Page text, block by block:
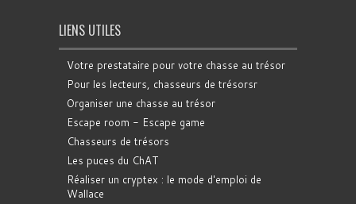
LIENS UTILES
Votre prestataire pour votre chasse au trésor
Pour les lecteurs, chasseurs de trésorsr
Organiser une chasse au trésor
Escape room - Escape game
Chasseurs de trésors
Les puces du ChAT
Réaliser un cryptex : le mode d'emploi de
Wallace